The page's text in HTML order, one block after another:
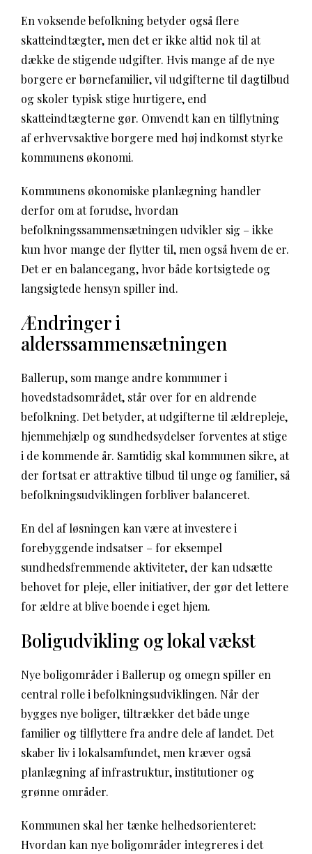
En voksende befolkning betyder også flere
skatteindtægter, men det er ikke altid nok til at
dække de stigende udgifter. Hvis mange af de nye
borgere er børnefamilier, vil udgifterne til dagtilbud
og skoler typisk stige hurtigere, end
skatteindtægterne gør. Omvendt kan en tilflytning
af erhvervsaktive borgere med høj indkomst styrke
kommunens økonomi.
Kommunens økonomiske planlægning handler
derfor om at forudse, hvordan
befolkningssammensætningen udvikler sig – ikke
kun hvor mange der flytter til, men også hvem de er.
Det er en balancegang, hvor både kortsigtede og
langsigtede hensyn spiller ind.
Ændringer i
alderssammensætningen
Ballerup, som mange andre kommuner i
hovedstadsområdet, står over for en aldrende
befolkning. Det betyder, at udgifterne til ældrepleje,
hjemmehjælp og sundhedsydelser forventes at stige
i de kommende år. Samtidig skal kommunen sikre, at
der fortsat er attraktive tilbud til unge og familier, så
befolkningsudviklingen forbliver balanceret.
En del af løsningen kan være at investere i
forebyggende indsatser – for eksempel
sundhedsfremmende aktiviteter, der kan udsætte
behovet for pleje, eller initiativer, der gør det lettere
for ældre at blive boende i eget hjem.
Boligudvikling og lokal vækst
Nye boligområder i Ballerup og omegn spiller en
central rolle i befolkningsudviklingen. Når der
bygges nye boliger, tiltrækker det både unge
familier og tilflyttere fra andre dele af landet. Det
skaber liv i lokalsamfundet, men kræver også
planlægning af infrastruktur, institutioner og
grønne områder.
Kommunen skal her tænke helhedsorienteret:
Hvordan kan nye boligområder integreres i det